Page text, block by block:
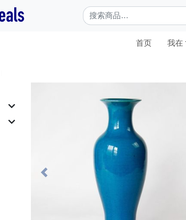
首页(current)
我在
Previous